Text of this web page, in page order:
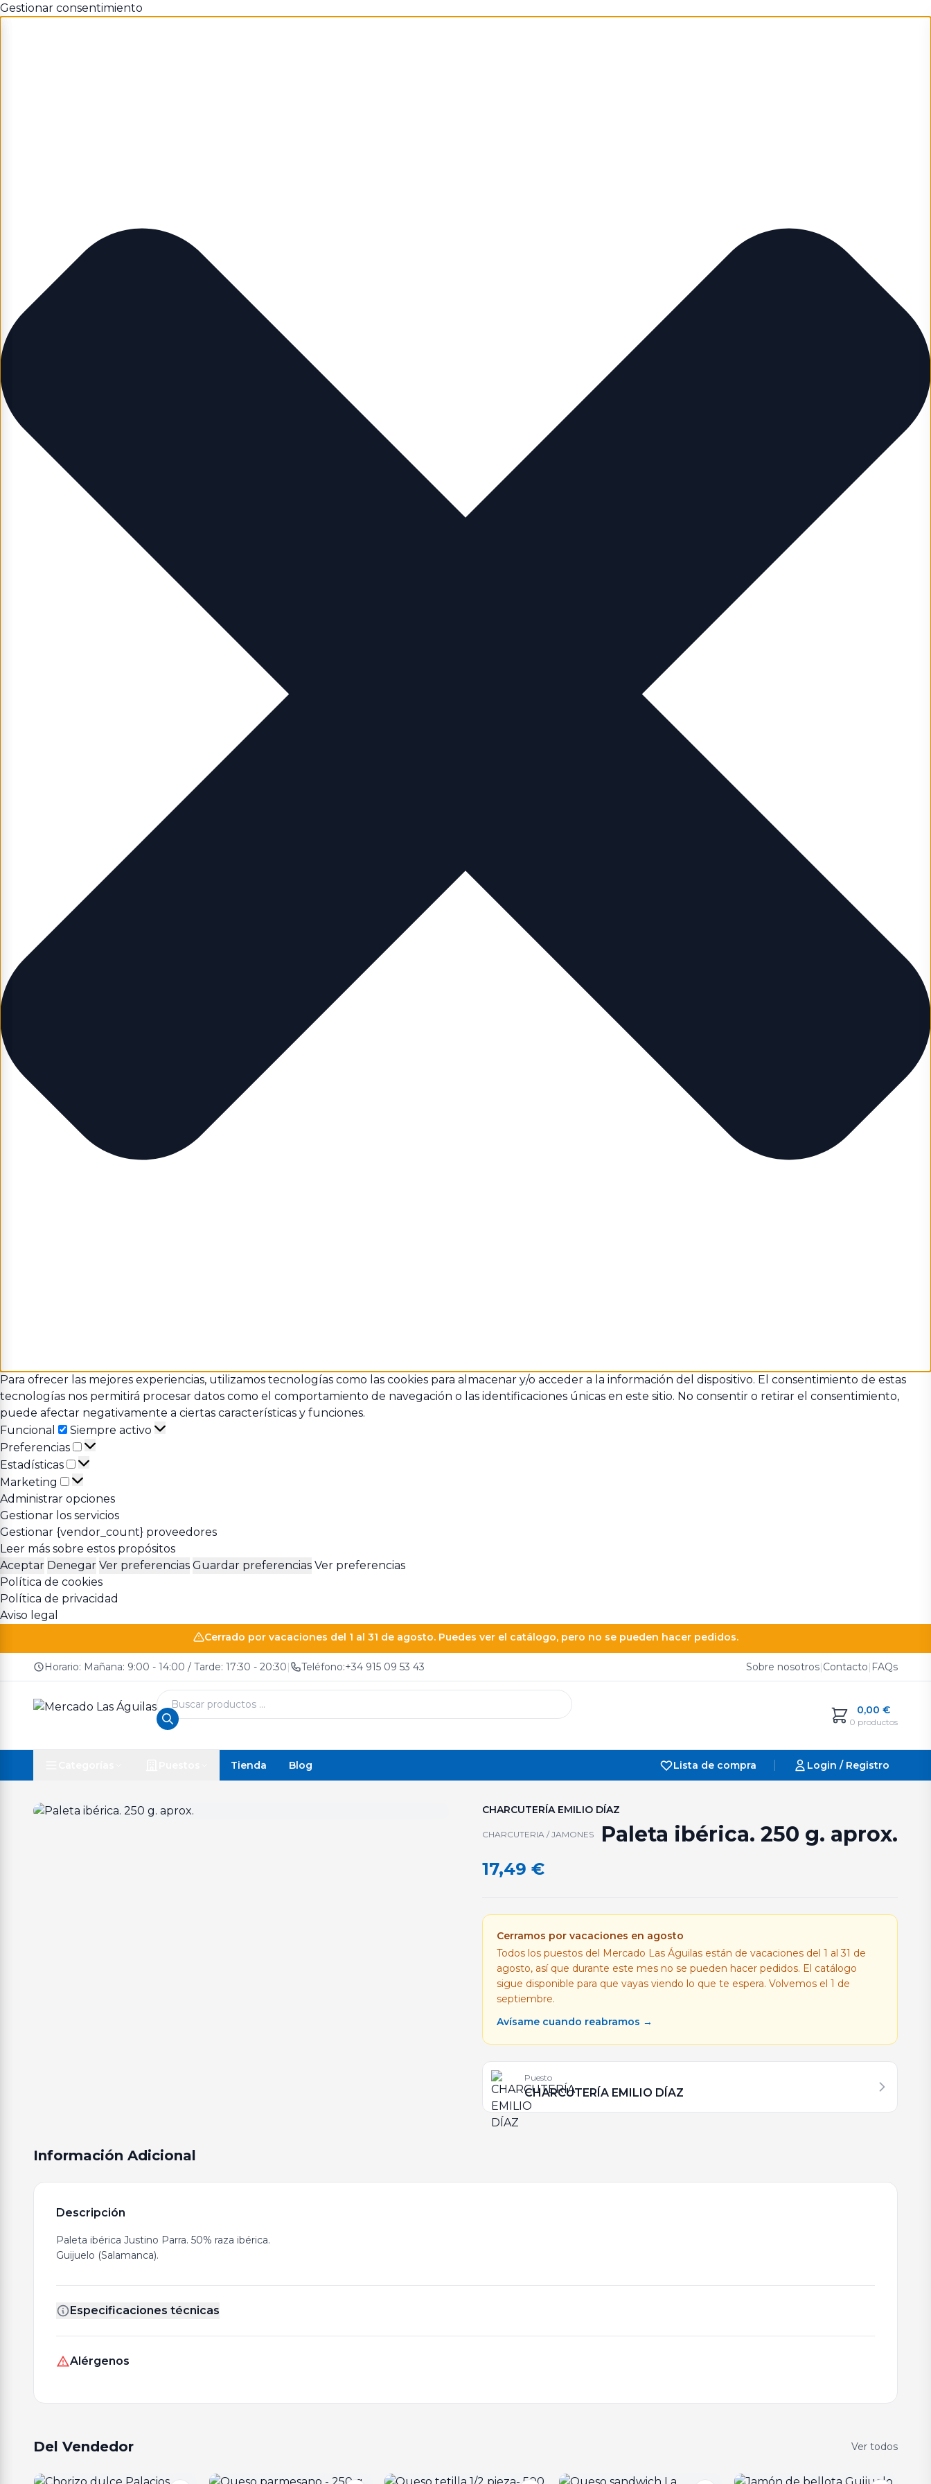
Gestionar consentimiento
Para ofrecer las mejores experiencias, utilizamos tecnologías como las cookies para almacenar y/o acceder a la información del dispositivo. El consentimiento de estas
tecnologías nos permitirá procesar datos como el comportamiento de navegación o las identificaciones únicas en este sitio. No consentir o retirar el consentimiento,
puede afectar negativamente a ciertas características y funciones.
Funcional
Funcional
Siempre activo
Preferencias
Preferencias
Estadísticas
Estadísticas
Marketing
Marketing
Administrar opciones
Gestionar los servicios
Gestionar {vendor_count} proveedores
Leer más sobre estos propósitos
Aceptar Denegar Ver preferencias Guardar preferencias Ver preferencias
Política de cookies
Política de privacidad
Aviso legal
Cerrado por vacaciones del 1 al 31 de agosto. Puedes ver el catálogo, pero no se pueden hacer pedidos.
Horario: Mañana: 9:00 - 14:00 / Tarde: 17:30 - 20:30 Teléfono:+34 915 09 53 43 Sobre nosotros Contacto FAQs
Búsqueda
de
productos
0,00 €
0 productos
Tienda Blog Lista de compra Login / Registro
CHARCUTERÍA EMILIO DÍAZ
CHARCUTERIA / JAMONES Paleta ibérica. 250 g. aprox.
17,49 €
Cerramos por vacaciones en agosto
Todos los puestos del Mercado Las Águilas están de vacaciones del 1 al 31 de
agosto, así que durante este mes no se pueden hacer pedidos. El catálogo
sigue disponible para que vayas viendo lo que te espera. Volvemos el 1 de
septiembre.
Avísame cuando reabramos →
Puesto
CHARCUTERÍA EMILIO DÍAZ
Información Adicional
Descripción
Paleta ibérica Justino Parra. 50% raza ibérica.
Guijuelo (Salamanca).
Especificaciones técnicas
Alérgenos
Del Vendedor Ver todos